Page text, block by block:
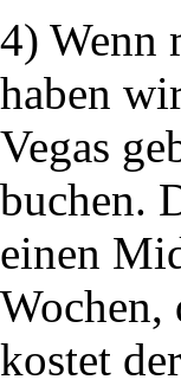
4) Wenn
haben
Vegas
buchen.
einen
Wochen,
kostet